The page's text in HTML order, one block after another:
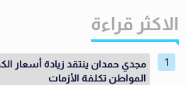
الاكثر قراءة
مجدي حمدان ينتقد زيادة أسعار
المواطن تكلفة الأزمات